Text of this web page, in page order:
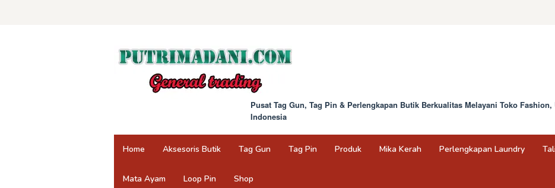
Pusat Tag Gun, Tag Pin & Perlengkapan Butik Berkualitas Melayani Toko
Indonesia
Home Aksesoris Butik Tag Gun Tag Pin Produk Mika Kerah Perlengkapan Laundry
Mata Ayam Loop Pin Shop